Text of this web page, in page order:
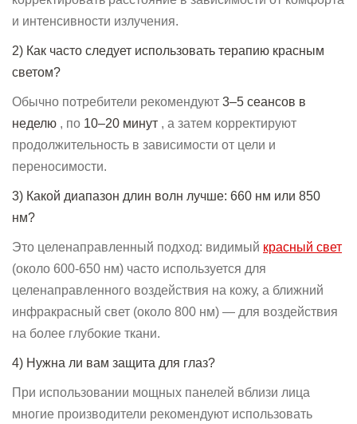
и интенсивности излучения.
2) Как часто следует использовать терапию красным
светом?
Обычно потребители рекомендуют 3–5 сеансов в
неделю , по 10–20 минут , а затем корректируют
продолжительность в зависимости от цели и
переносимости.
3) Какой диапазон длин волн лучше: 660 нм или 850
нм?
Это целенаправленный подход: видимый красный свет
(около 600-650 нм) часто используется для
целенаправленного воздействия на кожу, а ближний
инфракрасный свет (около 800 нм) — для воздействия
на более глубокие ткани.
4) Нужна ли вам защита для глаз?
При использовании мощных панелей вблизи лица
многие производители рекомендуют использовать